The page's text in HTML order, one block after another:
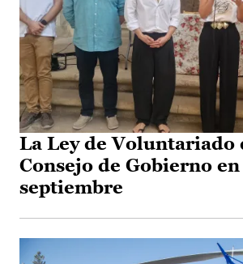
La Ley de Voluntariado
Consejo de Gobierno en
septiembre